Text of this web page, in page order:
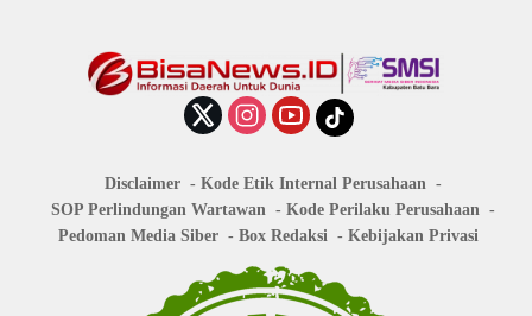
Disclaimer
Kode Etik Internal Perusahaan
SOP Perlindungan Wartawan
Kode Perilaku Perusahaan
Pedoman Media Siber
Box Redaksi Kebijakan Privasi